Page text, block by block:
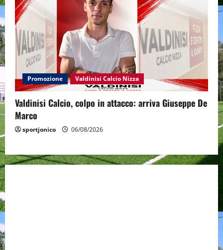
Promozione Valdinisi Calcio Nizza
Valdinisi Calcio, colpo in attacco: arriva Giuseppe De
Marco
sportjonico 06/08/2026